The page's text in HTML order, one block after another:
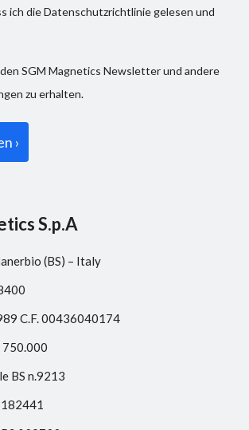
ich dieDatenschutzrichtlinie gelesen und
SGM Magnetics Newsletter und andere
zu erhalten.
S.p.A
(BS) – Italy
C.F. 00436040174
750.000
BS n.9213
182441